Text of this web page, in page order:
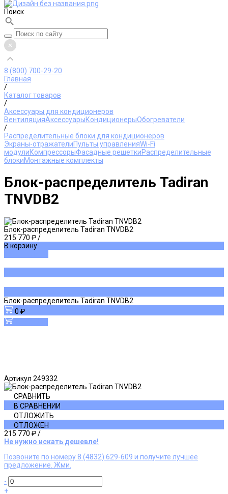
Поиск
8 (800) 700-29-20
Главная
/
Каталог товаров
/
Аксессуары для кондиционеров
ВентиляцияАксессуарыКондиционерыОбогреватели
/
Распределительные блоки для кондиционеров
Экраны-отражателиПульты управленияWi-Fi
модулиКомпрессорыФасадные решеткиРаспределительные
блокиМонтажные комплекты
Блок-распределитель Tadiran
TNVDB2
Блок-распределитель Tadiran TNVDB2
215 770 ₽/
В корзину
Блок-распределитель Tadiran TNVDB2
0 ₽
Артикул 249332
СРАВНИТЬ
В СРАВНЕНИИ
ОТЛОЖИТЬ
ОТЛОЖЕН
215 770 ₽/
Не нужно искать дешевле!
Позвоните по номеру 8 (4832) 629-609 и получите лучшее
предложение. Жми.
-
+